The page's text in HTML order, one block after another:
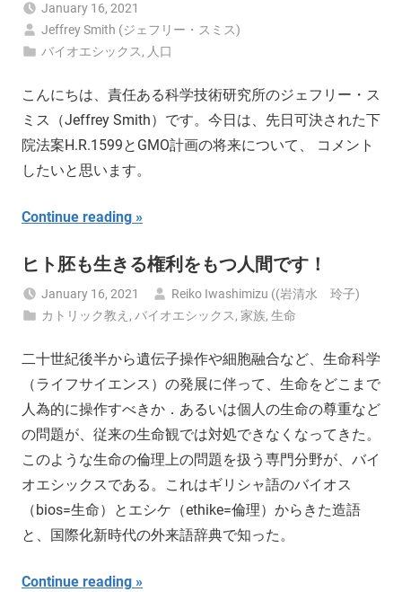
January 16, 2021
Jeffrey Smith (ジェフリー・スミス)
バイオエシックス, 人口
こんにちは、責任ある科学技術研究所のジェフリー・ス
ミス（Jeffrey Smith）です。今日は、先日可決された下
院法案H.R.1599とGMO計画の将来について、 コメント
したいと思います。
Continue reading
ヒト胚も生きる権利をもつ人間です！
January 16, 2021
Reiko Iwashimizu ((岩清水 玲子)
カトリック教え , バイオエシックス,家族,生命
二十世紀後半から遺伝子操作や細胞融合など、生命科学
（ライフサイエンス）の発展に伴って、生命をどこまで
人為的に操作すべきか．あるいは個人の生命の尊重など
の問題が、従来の生命観では対処できなくなってきた。
このような生命の倫理上の問題を扱う専門分野が、バイ
オエシックスである。これはギリシャ語のバイオス
（bios=生命）とエシケ（ethike=倫理）からきた造語
と、国際化新時代の外来語辞典で知った。
Continue reading